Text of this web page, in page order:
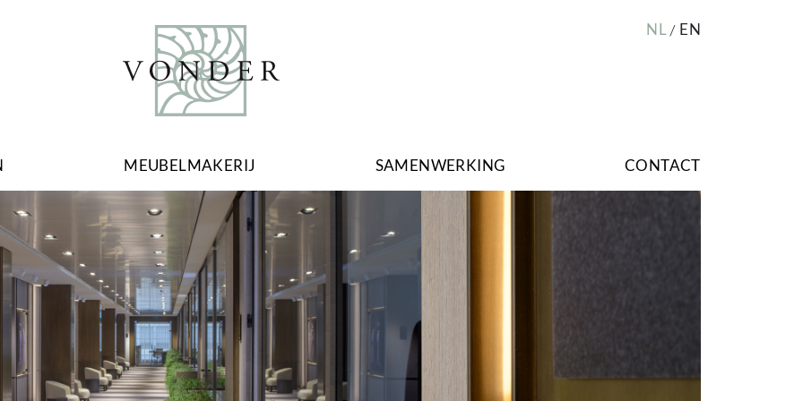
MEUBELMAKERIJ SAMENWERKING CONTACT
NL EN